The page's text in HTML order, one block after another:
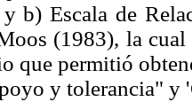
b) Escala de
(1983), la
que permitió
y tolerancia" y